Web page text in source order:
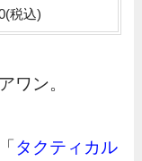
税込)
ワン。
タクティカル